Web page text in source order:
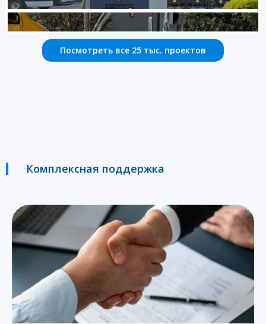
Посмотреть все 25 тыс. проектов
Комплексная поддержка